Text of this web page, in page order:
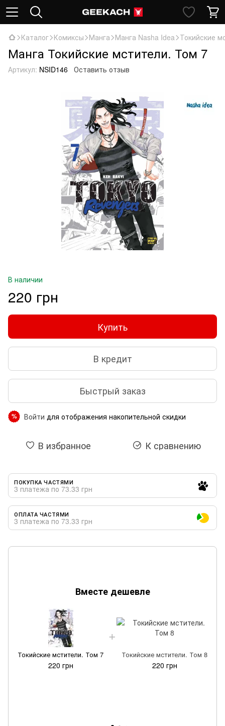
Каталог Комиксы Манга Манга Nasha Idea Токийские
Манга Токийские мстители. Том 7
Артикул: NSID146 Оставить отзыв
В наличии
220 грн
Купить
В кредит
Быстрый заказ
% Войти для отображения накопительной скидки
В избранное К сравнению
ПОКУПКА ЧАСТЯМИ
3 платежа по 73.33 грн
ОПЛАТА ЧАСТЯМИ
3 платежа по 73.33 грн
Вместе дешевле
Токийские мстители. Том 7
220 грн
Токийские мстители. Том 8
220 грн